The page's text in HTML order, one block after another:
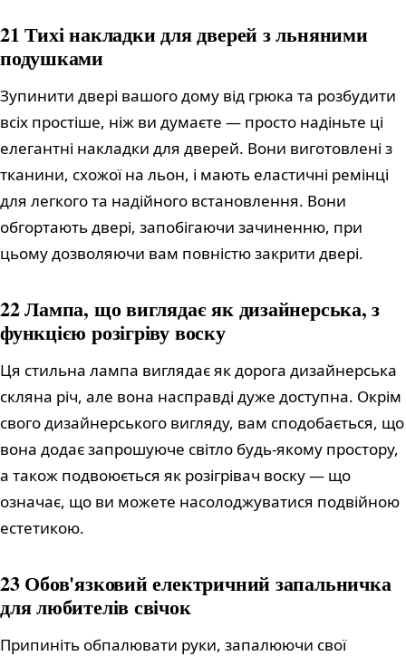
21 Тихі накладки для дверей з льняними
подушками
Зупинити двері вашого дому від грюка та розбудити
всіх простіше, ніж ви думаєте — просто надіньте ці
елегантні накладки для дверей. Вони виготовлені з
тканини, схожої на льон, і мають еластичні ремінці
для легкого та надійного встановлення. Вони
обгортають двері, запобігаючи зачиненню, при
цьому дозволяючи вам повністю закрити двері.
22 Лампа, що виглядає як дизайнерська, з
функцією розігріву воску
Ця стильна лампа виглядає як дорога дизайнерська
скляна річ, але вона насправді дуже доступна. Окрім
свого дизайнерського вигляду, вам сподобається, що
вона додає запрошуюче світло будь-якому простору,
а також подвоюється як розігрівач воску — що
означає, що ви можете насолоджуватися подвійною
естетикою.
23 Обов'язковий електричний запальничка
для любителів свічок
Припиніть обпалювати руки, запалюючи свої